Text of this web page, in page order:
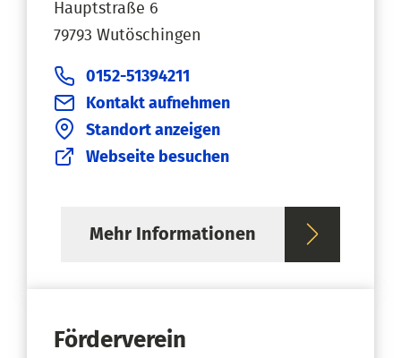
Hauptstraße 6
79793 Wutöschingen
0152-51394211
Kontakt aufnehmen
Standort anzeigen
Webseite besuchen
Mehr Informationen
Förderverein